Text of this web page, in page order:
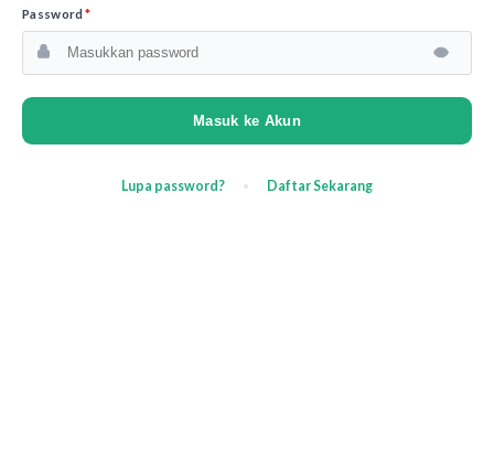
Password *
Masuk ke Akun
Lupa password? • Daftar Sekarang